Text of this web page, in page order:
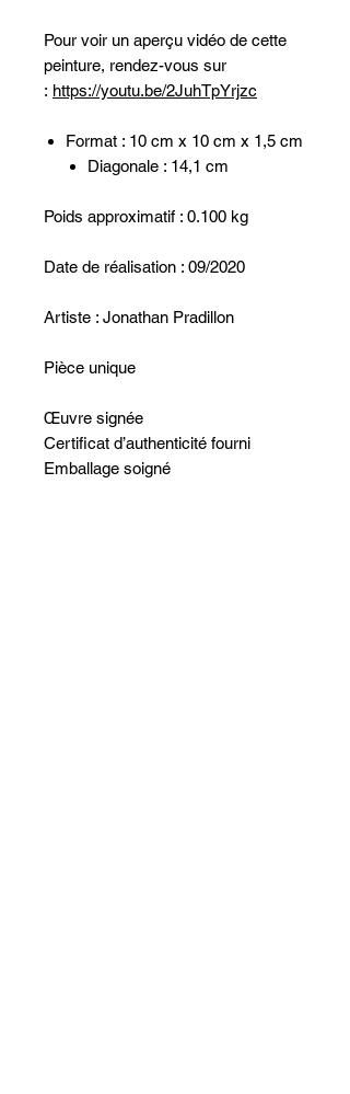
Pour voir un aperçu vidéo de cette
peinture, rendez-vous sur
: https://youtu.be/2JuhTpYrjzc
Format : 10 cm x 10 cm x 1,5 cm
Diagonale : 14,1 cm
Poids approximatif : 0.100 kg
Date de réalisation : 09/2020
Artiste : Jonathan Pradillon
Pièce unique
Œuvre signée
Certificat d’authenticité fourni
Emballage soigné